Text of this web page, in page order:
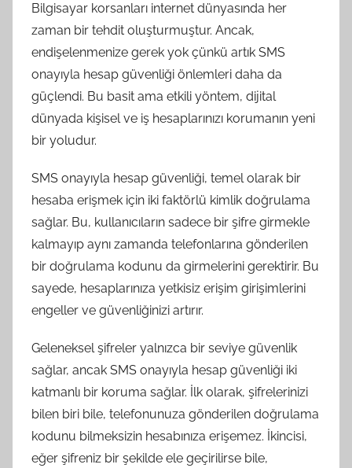
Bilgisayar korsanları internet dünyasında her
zaman bir tehdit oluşturmuştur. Ancak,
endişelenmenize gerek yok çünkü artık SMS
onayıyla hesap güvenliği önlemleri daha da
güçlendi. Bu basit ama etkili yöntem, dijital
dünyada kişisel ve iş hesaplarınızı korumanın yeni
bir yoludur.
SMS onayıyla hesap güvenliği, temel olarak bir
hesaba erişmek için iki faktörlü kimlik doğrulama
sağlar. Bu, kullanıcıların sadece bir şifre girmekle
kalmayıp aynı zamanda telefonlarına gönderilen
bir doğrulama kodunu da girmelerini gerektirir. Bu
sayede, hesaplarınıza yetkisiz erişim girişimlerini
engeller ve güvenliğinizi artırır.
Geleneksel şifreler yalnızca bir seviye güvenlik
sağlar, ancak SMS onayıyla hesap güvenliği iki
katmanlı bir koruma sağlar. İlk olarak, şifrelerinizi
bilen biri bile, telefonunuza gönderilen doğrulama
kodunu bilmeksizin hesabınıza erişemez. İkincisi,
eğer şifreniz bir şekilde ele geçirilirse bile,